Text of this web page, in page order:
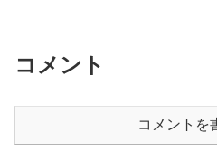
コメント
コメントを